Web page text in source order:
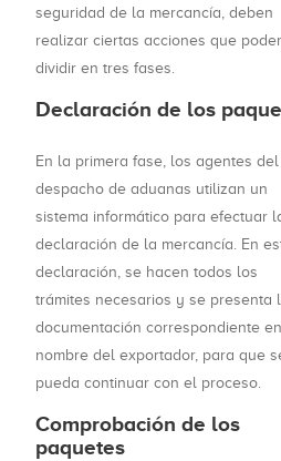
seguridad de la mercancía, deben
realizar ciertas acciones que
dividir en tres fases.
Declaración de los
En la primera fase, los agentes del
despacho de aduanas utilizan un
sistema informático para efectuar
declaración de la mercancía. En
declaración, se hacen todos los
trámites necesarios y se presenta
documentación correspondiente en
nombre del exportador, para que
pueda continuar con el proceso.
Comprobación de los
paquetes